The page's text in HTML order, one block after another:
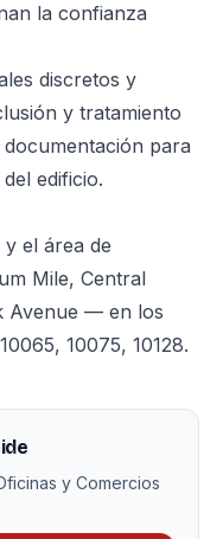
la confianza
discretos y
y tratamiento
para
edificio.
el área de
Mile, Central
Avenue — en los
10075, 10128.
y Comercios